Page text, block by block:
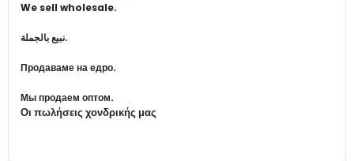
We sell wholesale.
نبيع بالجملة.
Продаваме на едро.
Мы продаем оптом.
Οι πωλήσεις χονδρικής μας